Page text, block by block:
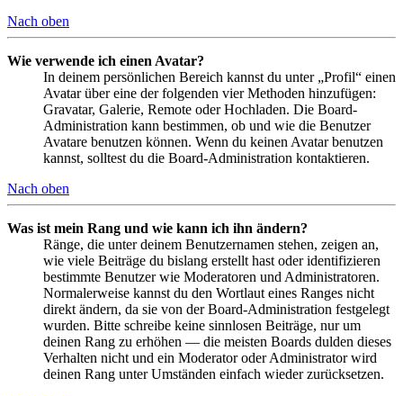
Nach oben
Wie verwende ich einen Avatar?
In deinem persönlichen Bereich kannst du unter „Profil“ einen
Avatar über eine der folgenden vier Methoden hinzufügen:
Gravatar, Galerie, Remote oder Hochladen. Die Board-
Administration kann bestimmen, ob und wie die Benutzer
Avatare benutzen können. Wenn du keinen Avatar benutzen
kannst, solltest du die Board-Administration kontaktieren.
Nach oben
Was ist mein Rang und wie kann ich ihn ändern?
Ränge, die unter deinem Benutzernamen stehen, zeigen an,
wie viele Beiträge du bislang erstellt hast oder identifizieren
bestimmte Benutzer wie Moderatoren und Administratoren.
Normalerweise kannst du den Wortlaut eines Ranges nicht
direkt ändern, da sie von der Board-Administration festgelegt
wurden. Bitte schreibe keine sinnlosen Beiträge, nur um
deinen Rang zu erhöhen — die meisten Boards dulden dieses
Verhalten nicht und ein Moderator oder Administrator wird
deinen Rang unter Umständen einfach wieder zurücksetzen.